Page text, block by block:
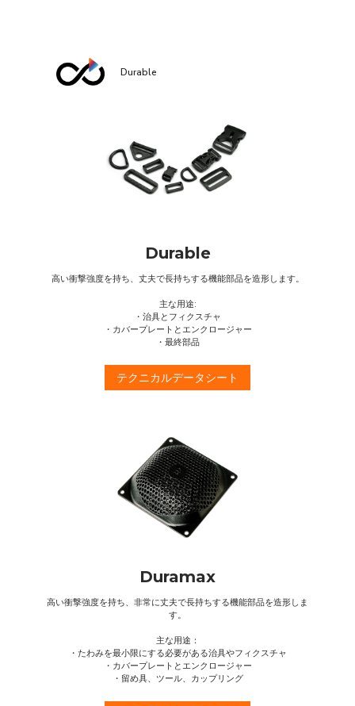
Durable
Durable
高い衝撃強度を持ち、丈夫で長持ちする機能部品を造形します。
主な用途:
・治具とフィクスチャ
・カバープレートとエンクロージャー
・最終部品
テクニカルデータシート
Duramax
高い衝撃強度を持ち、非常に丈夫で長持ちする機能部品を造形しま
す。
主な用途：
・たわみを最小限にする必要がある治具やフィクスチャ
・カバープレートとエンクロージャー
・留め具、ツール、カップリング